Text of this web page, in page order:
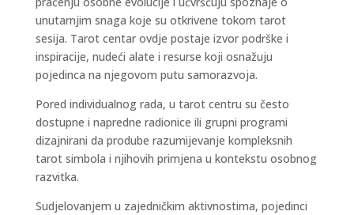
unutarnjim snaga koje su otkrivene tokom tarot
sesija. Tarot centar ovdje postaje izvor podrške i
inspiracije, nudeći alate i resurse koji osnažuju
pojedinca na njegovom putu samorazvoja.
Pored individualnog rada, u tarot centru su često
dostupne i napredne radionice ili grupni programi
dizajnirani da prodube razumijevanje kompleksnih
tarot simbola i njihovih primjena u kontekstu osobnog
razvitka.
Sudjelovanjem u zajedničkim aktivnostima, pojedinci